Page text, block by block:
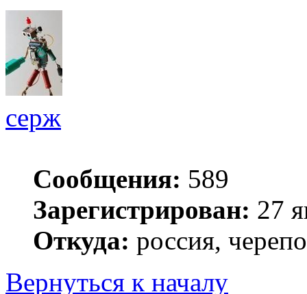
серж
Сообщения: 589
Зарегистрирован: 27
Откуда: россия,
Вернуться к началу